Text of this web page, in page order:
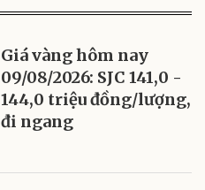
Giá vàng hôm nay
09/08/2026: SJC 141,0 -
144,0 triệu đồng/lượng,
đi ngang